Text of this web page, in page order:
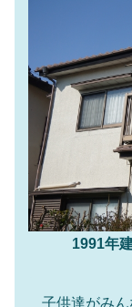
1991年
子供達がみ